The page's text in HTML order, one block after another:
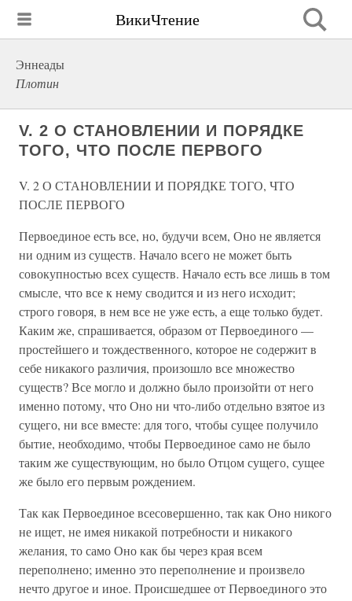
ВикиЧтение
Эннеады
Плотин
V. 2 О СТАНОВЛЕНИИ И ПОРЯДКЕ
ТОГО, ЧТО ПОСЛЕ ПЕРВОГО
V. 2 О СТАНОВЛЕНИИ И ПОРЯДКЕ ТОГО, ЧТО
ПОСЛЕ ПЕРВОГО
Первоединое есть все, но, будучи всем, Оно не является
ни одним из существ. Начало всего не может быть
совокупностью всех существ. Начало есть все лишь в том
смысле, что все к нему сводится и из него исходит;
строго говоря, в нем все не уже есть, а еще только будет.
Каким же, спрашивается, образом от Первоединого —
простейшего и тождественного, которое не содержит в
себе никакого различия, произошло все множество
существ? Все могло и должно было произойти от него
именно потому, что Оно ни что-либо отдельно взятое из
сущего, ни все вместе: для того, чтобы сущее получило
бытие, необходимо, чтобы Первоединое само не было
таким же существующим, но было Отцом сущего, сущее
же было его первым рождением.
Так как Первоединое всесовершенно, так как Оно никого
не ищет, не имея никакой потребности и никакого
желания, то само Оно как бы через края всем
переполнено; именно это переполнение и произвело
нечто другое и иное. Происшедшее от Первоединого это